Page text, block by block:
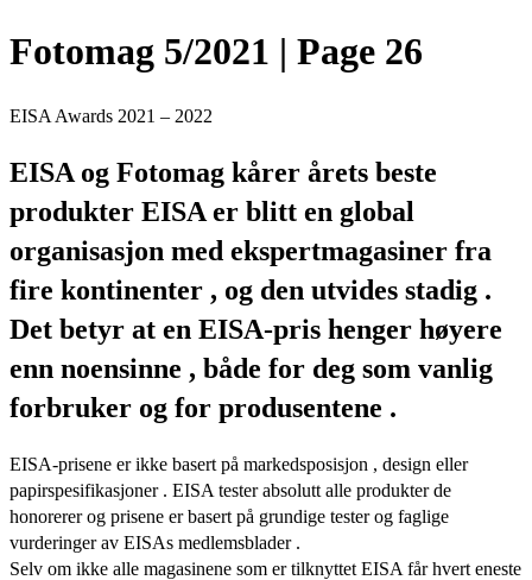
Fotomag 5/2021 | Page 26
EISA Awards 2021 – 2022
EISA og Fotomag kårer årets beste
produkter EISA er blitt en global
organisasjon med ekspertmagasiner fra
fire kontinenter , og den utvides stadig .
Det betyr at en EISA-pris henger høyere
enn noensinne , både for deg som vanlig
forbruker og for produsentene .
EISA-prisene er ikke basert på markedsposisjon , design eller
papirspesifikasjoner . EISA tester absolutt alle produkter de
honorerer og prisene er basert på grundige tester og faglige
vurderinger av EISAs medlemsblader .
Selv om ikke alle magasinene som er tilknyttet EISA får hvert eneste